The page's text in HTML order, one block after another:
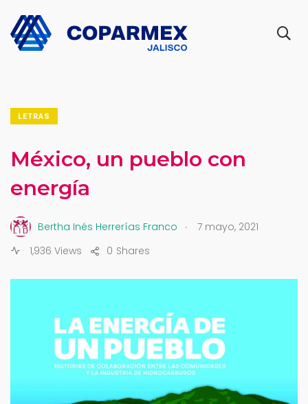
LETRAS
México, un pueblo con
energía
Bertha Inés Herrerías Franco .
7 mayo, 2021
1,936 Views
Shares
0